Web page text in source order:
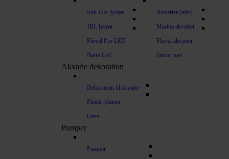
Sun-Glo lysrør
JBL lysrør
Fluval Pro LED
Nano Led
Akvarier (alle)
Marina akvarier
Fluval akvarier
Starter sæt
Akvarie dekoration
Dekoration til akvarie
Plastic planter
Grus
Pumper
Pumper